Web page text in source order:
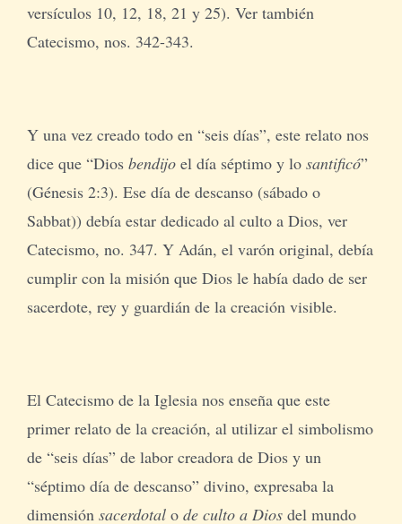
versículos 10, 12, 18, 21 y 25). Ver también
Catecismo, nos. 342-343.
Y una vez creado todo en “seis días”, este relato nos
dice que “Dios bendijoel día séptimo y lo santificó”
(Génesis 2:3). Ese día de descanso (sábado o
Sabbat)) debía estar dedicado al culto a Dios, ver
Catecismo, no. 347. Y Adán, el varón original, debía
cumplir con la misión que Dios le había dado de ser
sacerdote, rey y guardián de la creación visible.
El Catecismo de la Iglesia nos enseña que este
primer relato de la creación, al utilizar el simbolismo
de “seis días” de labor creadora de Dios y un
“séptimo día de descanso” divino, expresaba la
dimensión sacerdotalo de culto a Diosdel mundo